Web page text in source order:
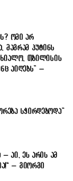
ომი არ
მაგრამ პუტინს
თბილისის
აიღებს” –
სჭირდებოდა”
– აი, ეს არის ამ
– გიორგი